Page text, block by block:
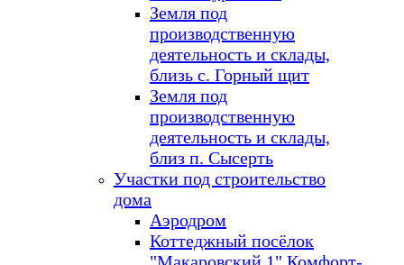
Земля под
производственную
деятельность и склады,
близь с. Горный щит
Земля под
производственную
деятельность и склады,
близ п. Сысерть
Участки под строительство
дома
Аэродром
Коттеджный посёлок